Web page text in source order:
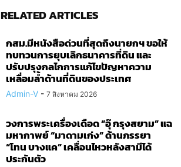
RELATED ARTICLES
กสม.มีหนังสือด่วนที่สุดถึงนายกฯ ขอให้
ทบทวนการยุบเลิกธนาคารที่ดิน และ
ปรับปรุงกลไกการแก้ไขปัญหาความ
เหลื่อมล้ำด้านที่ดินของประเทศ
Admin-V - 7 สิงหาคม 2026
วงการพระเครื่องเดือด “อุ๊ กรุงสยาม” แฉ
มหากาพย์ “มาดามเก่ง” ด้านภรรยา
“โทน บางแค” เคลื่อนไหวหลังสามีได้
ประกันตัว